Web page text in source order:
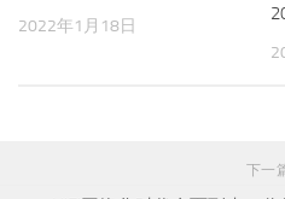
2022年1月18日
下一